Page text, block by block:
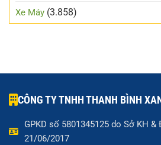
Xe Máy (3.858)
CÔNG TY TNHH THANH BÌNH
GPKD số 5801345125 do Sở KH
21/06/2017